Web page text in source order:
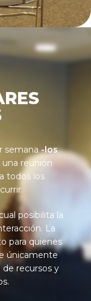
semana-los
una reunión
todos los
posibilita la
La
para quienes
únicamente
recursos y